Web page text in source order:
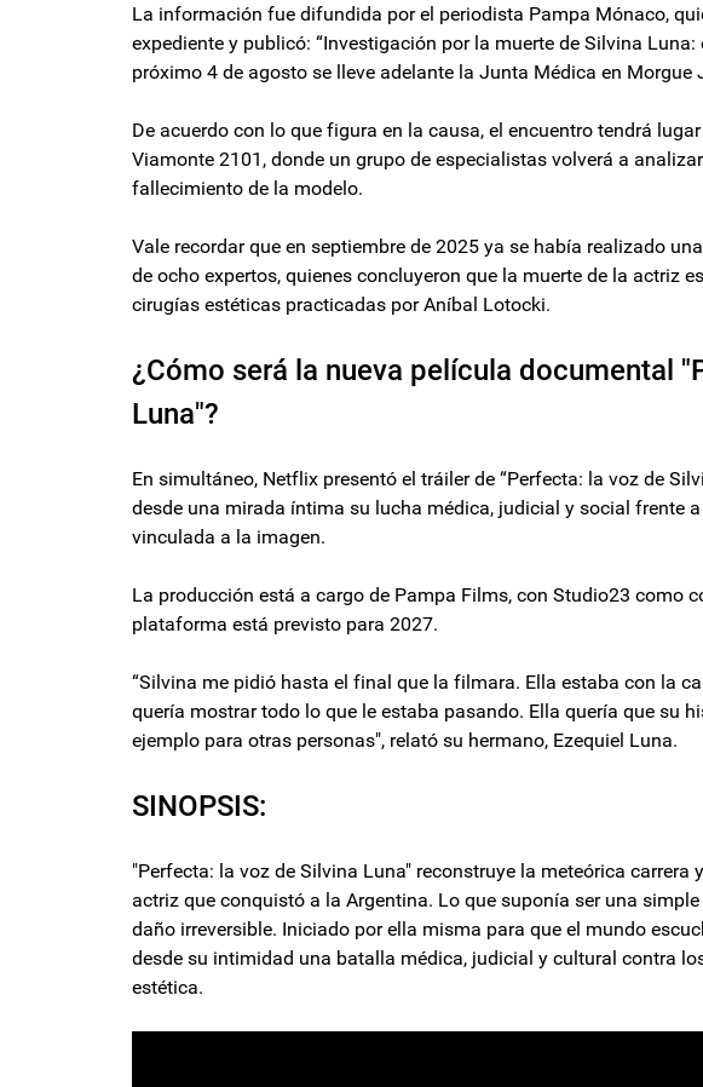
La información fue difundida por el periodista Pampa Mónaco,
expediente y publicó: “Investigación por la muerte de Silvina
próximo 4 de agosto se lleve adelante la Junta Médica en Morgue
De acuerdo con lo que figura en la causa, el encuentro tendrá
Viamonte 2101, donde un grupo de especialistas volverá a
fallecimiento de la modelo.
Vale recordar que en septiembre de 2025 ya se había realizado
de ocho expertos, quienes concluyeron que la muerte de la actriz
cirugías estéticas practicadas por Aníbal Lotocki.
¿Cómo será la nueva película documental
Luna"?
En simultáneo, Netflix presentó el tráiler de “Perfecta: la voz de
desde una mirada íntima su lucha médica, judicial y social frente
vinculada a la imagen.
La producción está a cargo de Pampa Films, con Studio23 como
plataforma está previsto para 2027.
“Silvina me pidió hasta el final que la filmara. Ella estaba con la
quería mostrar todo lo que le estaba pasando. Ella quería que su
ejemplo para otras personas", relató su hermano, Ezequiel Luna.
SINOPSIS:
"Perfecta: la voz de Silvina Luna" reconstruye la meteórica
actriz que conquistó a la Argentina. Lo que suponía ser una
daño irreversible. Iniciado por ella misma para que el mundo
desde su intimidad una batalla médica, judicial y cultural contra
estética.